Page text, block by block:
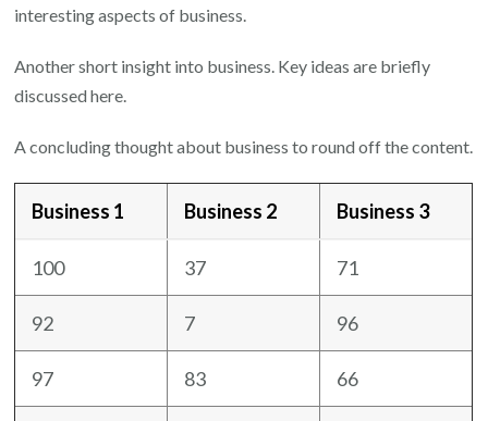
interesting aspects of business.
Another short insight into business. Key ideas are briefly
discussed here.
A concluding thought about business to round off the content.
Business 1 Business 2 Business 3
100 37 71
92 7 96
97 83 66